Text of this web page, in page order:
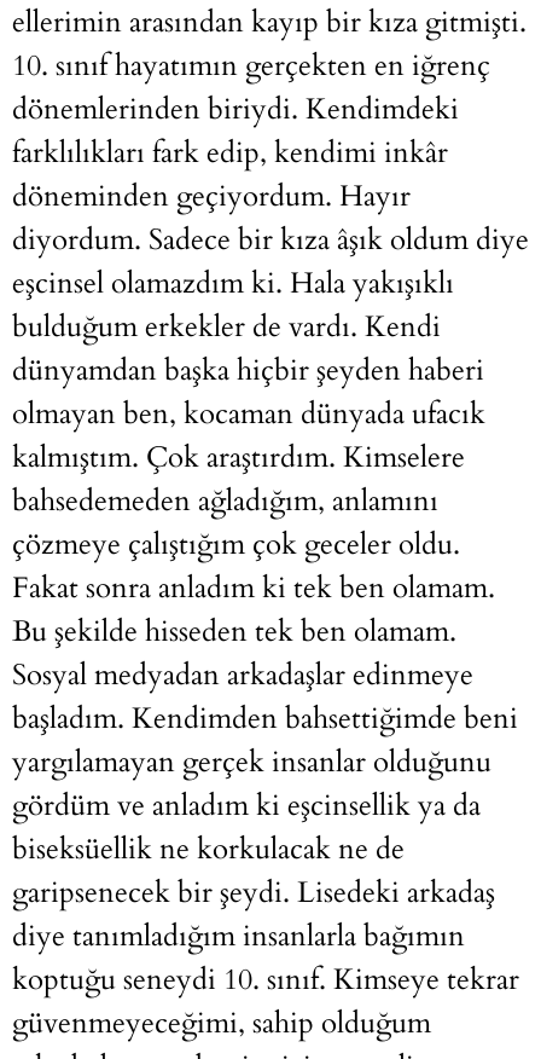
ellerimin arasından kayıp bir kıza gitmişti.
10. sınıf hayatımın gerçekten en iğrenç
dönemlerinden biriydi. Kendimdeki
farklılıkları fark edip, kendimi inkâr
döneminden geçiyordum. Hayır
diyordum. Sadece bir kıza âşık oldum diye
eşcinsel olamazdım ki. Hala yakışıklı
bulduğum erkekler de vardı. Kendi
dünyamdan başka hiçbir şeyden haberi
olmayan ben, kocaman dünyada ufacık
kalmıştım. Çok araştırdım. Kimselere
bahsedemeden ağladığım, anlamını
çözmeye çalıştığım çok geceler oldu.
Fakat sonra anladım ki tek ben olamam.
Bu şekilde hisseden tek ben olamam.
Sosyal medyadan arkadaşlar edinmeye
başladım. Kendimden bahsettiğimde beni
yargılamayan gerçek insanlar olduğunu
gördüm ve anladım ki eşcinsellik ya da
biseksüellik ne korkulacak ne de
garipsenecek bir şeydi. Lisedeki arkadaş
diye tanımladığım insanlarla bağımın
koptuğu seneydi 10. sınıf. Kimseye tekrar
güvenmeyeceğimi, sahip olduğum